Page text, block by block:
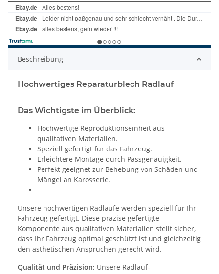
Beschreibung
Hochwertiges Reparaturblech Radlauf
Das Wichtigste im Überblick:
Hochwertige Reproduktionseinheit aus
qualitativen Materialien.
Speziell gefertigt für das Fahrzeug.
Erleichtere Montage durch Passgenauigkeit.
Perfekt geeignet zur Behebung von Schäden und
Mängel an Karosserie.
Unsere hochwertigen Radläufe werden speziell für Ihr
Fahrzeug gefertigt. Diese präzise gefertigte
Komponente aus qualitativen Materialien stellt sicher,
dass Ihr Fahrzeug optimal geschützt ist und gleichzeitig
den ästhetischen Ansprüchen gerecht wird.
Qualität und Präzision: Unsere Radlauf-